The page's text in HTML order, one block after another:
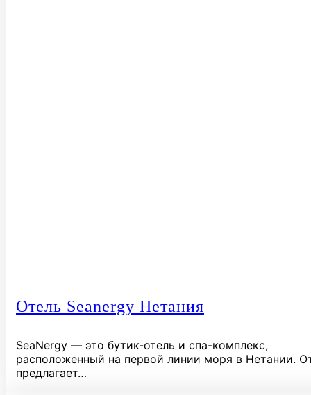
Отель Seanergy Нетания
SeaNergy — это бутик-отель и спа-комплекс,
расположенный на первой линии моря в Нетании.
предлагает…